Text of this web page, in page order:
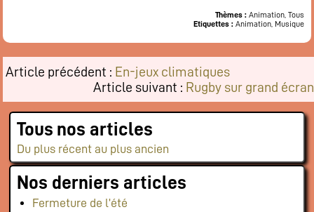
Thèmes : Animation, Tous
Etiquettes : Animation, Musique
Article précédent : En-jeux climatiques
Article suivant : Rugby sur grand écran
Tous nos articles
Du plus récent au plus ancien
Nos derniers articles
Fermeture de l’été